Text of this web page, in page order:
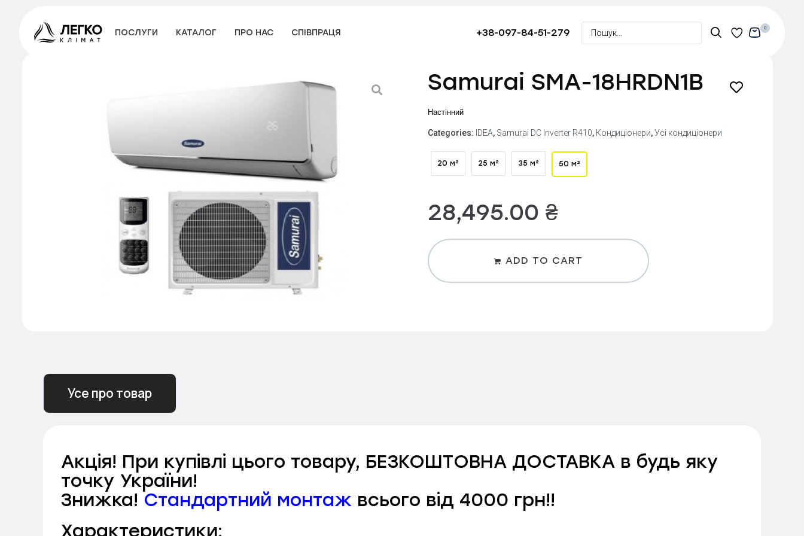
ПОСЛУГИ КАТАЛОГ ПРО НАС СПІВПРАЦЯ +38-097-84-51-279 0
Samurai SMA-18HRDN1B
Настінний
Categories: IDEA, Samurai DC Inverter R410, Кондиціонери,Усі кондиціонери
20 м² 25 м² 35 м² 50 м²
28,495.00 ₴
ADD TO CART
Усе про товар
Акція! При купівлі цього товару, БЕЗКОШТОВНА ДОСТАВКА в будь яку
точку України!
Знижка! Стандартний монтаж всього від 4000 грн!!
Характеристики: